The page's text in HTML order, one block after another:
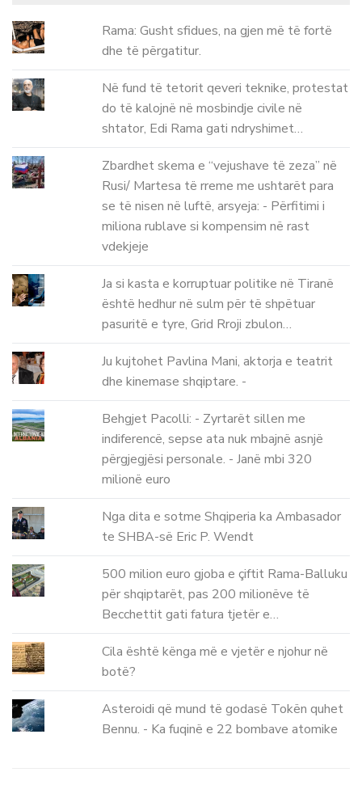
Rama: Gusht sfidues, na gjen më të fortë
dhe të përgatitur.
Në fund të tetorit qeveri teknike, protestat
do të kalojnë në mosbindje civile në
shtator, Edi Rama gati ndryshimet…
Zbardhet skema e “vejushave të zeza” në
Rusi/ Martesa të rreme me ushtarët para
se të nisen në luftë, arsyeja: - Përfitimi i
miliona rublave si kompensim në rast
vdekjeje
Ja si kasta e korruptuar politike në Tiranë
është hedhur në sulm për të shpëtuar
pasuritë e tyre, Grid Rroji zbulon…
Ju kujtohet Pavlina Mani, aktorja e teatrit
dhe kinemase shqiptare. -
Behgjet Pacolli: - Zyrtarët sillen me
indiferencë, sepse ata nuk mbajnë asnjë
përgjegjësi personale. - Janë mbi 320
milionë euro
Nga dita e sotme Shqiperia ka Ambasador
te SHBA-së Eric P. Wendt
500 milion euro gjoba e çiftit Rama-Balluku
për shqiptarët, pas 200 milionëve të
Becchettit gati fatura tjetër e…
Cila është kënga më e vjetër e njohur në
botë?
Asteroidi që mund të godasë Tokën quhet
Bennu. - Ka fuqinë e 22 bombave atomike